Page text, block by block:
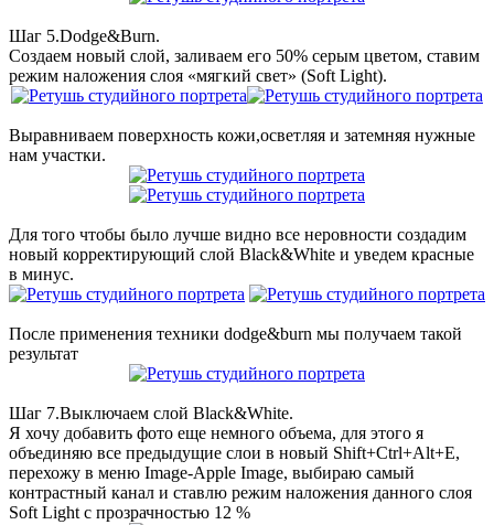
Шаг 5.Dodge&Burn.
Создаем новый слой, заливаем его 50% серым цветом, ставим
режим наложения слоя «мягкий свет» (Soft Light).
Выравниваем поверхность кожи,осветляя и затемняя нужные
нам участки.
Для того чтобы было лучше видно все неровности создадим
новый корректирующий слой Black&White и уведем красные
в минус.
После применения техники dodge&burn мы получаем такой
результат
Шаг 7.Выключаем слой Black&White.
Я хочу добавить фото еще немного объема, для этого я
объединяю все предыдущие слои в новый Shift+Ctrl+Alt+E,
перехожу в меню Image-Apple Image, выбираю самый
контрастный канал и ставлю режим наложения данного слоя
Soft Light с прозрачностью 12 %